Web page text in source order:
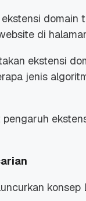
.ID dan Diskon
domain
di
ekstensi
jenis
konsep